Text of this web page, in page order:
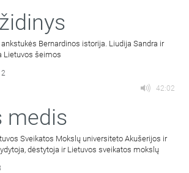
Bernardinos istorija. Liudija Sandra ir
Lietuvos šeimos
42:02
medis
Sveikatos Mokslų universiteto Akušerijos ir
dėstytoja ir Lietuvos sveikatos mokslų